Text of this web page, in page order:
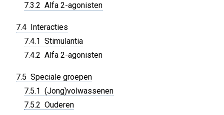
7.3.2 Alfa 2-agonisten
7.4 Interacties
7.4.1 Stimulantia
7.4.2 Alfa 2-agonisten
7.5 Speciale groepen
7.5.1 (Jong)volwassenen
7.5.2 Ouderen